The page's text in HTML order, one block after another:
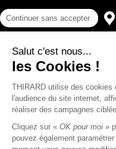
Continuer sans accepter
Salut c'est nous...
les Cookies !
THIRARD utilise des cookies
l'audience du site internet,
réaliser des campagnes
Cliquez sur « OK pour moi »
pouvez également